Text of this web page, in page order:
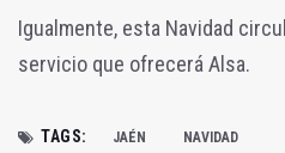
Igualmente, esta Navidad
servicio que ofrecerá Alsa.
TAGS: JAÉN NAVIDAD